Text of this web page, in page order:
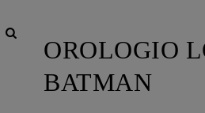
OROLOGIO
BATMAN